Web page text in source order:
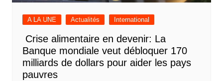
A LA UNE Actualités International
Crise alimentaire en devenir: La
Banque mondiale veut débloquer 170
milliards de dollars pour aider les pays
pauvres